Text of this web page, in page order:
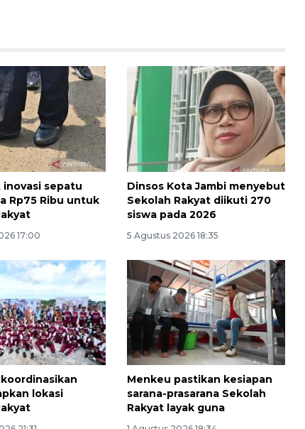
inovasi sepatu
Rp75 Ribu untuk
17:00
Dinsos Kota Jambi menyebut
Sekolah Rakyat diikuti 270
siswa pada 2026
5 Agustus 2026 18:35
lokasi
Menkeu pastikan kesiapan
sarana-prasarana Sekolah
Rakyat layak guna